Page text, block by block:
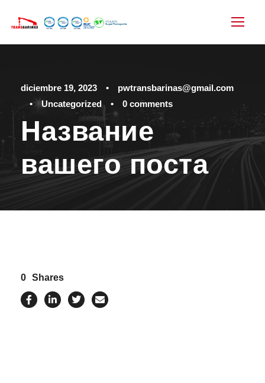
diciembre 19, 2023 •
pwtransbarinas@gmail.com
•
Uncategorized • 0 comments
Название
вашего поста
0 Shares